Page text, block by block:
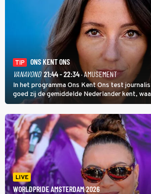
TIP
ONS KENT ONS
VANAVOND 21:44 - 22:34· AMUSEMENT
In het programma Ons Kent Ons test
goed zij de gemiddelde Nederlander kent,
hoofdredacteur van modebladen Glamour en
rapper Keizer opneemt tegen Edson da Graça
Huijbregts.
LIVE
WORLDPRIDE AMSTERDAM 2026